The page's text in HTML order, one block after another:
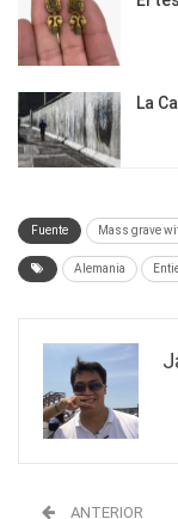
La
Fuente Mass grave
Alemania
ANTERIOR